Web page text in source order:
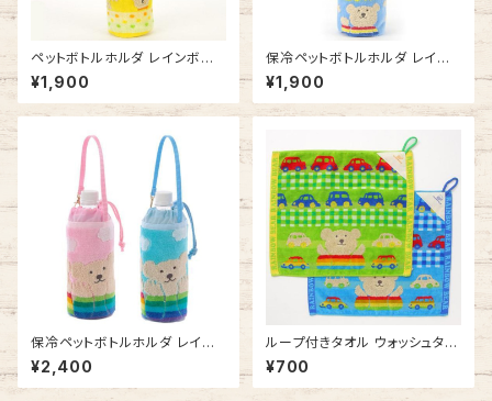
ペットボトルホルダ レインボー
ベア ハッピー ペットボトルケー
ス 今治タオルの日本製
¥1,900
保冷ペットボトルホルダ レイン
ボーベア フラッグ ペットボトル
ケース 今治タオルの日本製
¥1,900
保冷ペットボトルホルダ レイン
ボーベア デイズ3 ペットボトル
ケース 今治タオルの日本製
¥2,400
ループ付きタオル ウォッシュタオ
ル レインボーベア ゴーゴーミニ
カー 吊り下げできる 今治タオル
の日本製 車 ひも付きタオル ル
¥700